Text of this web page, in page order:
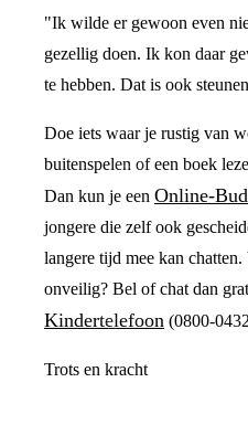
"Ik wilde er gewoon even
gezellig doen. Ik kon daar
te hebben. Dat is ook
Doe iets waar je rustig van
buitenspelen of een boek
Dan kun je een Online-
jongere die zelf ook
langere tijd mee kan
onveilig? Bel of chat dan
Kindertelefoon (0800-
Trots en kracht